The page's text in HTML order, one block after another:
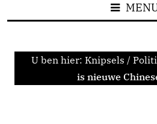
U ben hier: Knipsels /
is nieuwe